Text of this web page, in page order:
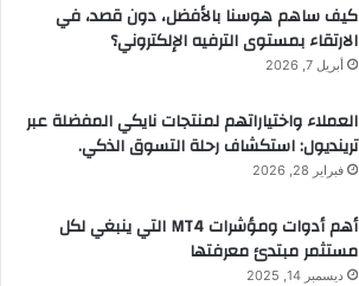
كيف ساهم هوسنا بالأفضل، دون قصد، في
الارتقاء بمستوى الترفيه الإلكتروني؟
أبريل 7, 2026
العملاء واختياراتهم لمنتجات نايكي المفضلة عبر
ترينديول: استكشاف رحلة التسوق الذكي.
فبراير 28, 2026
أهم أدوات ومؤشرات MT4 التي ينبغي لكل
مستثمر مبتدئ معرفتها
ديسمبر 14, 2025